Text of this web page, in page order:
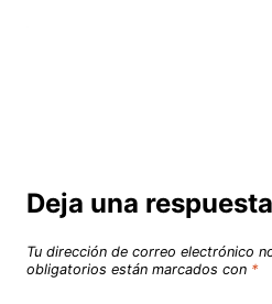
Deja una respuesta
Tu dirección de correo electrónico
obligatorios están marcados con *